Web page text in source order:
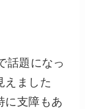
話題になっ
えました
に支障もあ